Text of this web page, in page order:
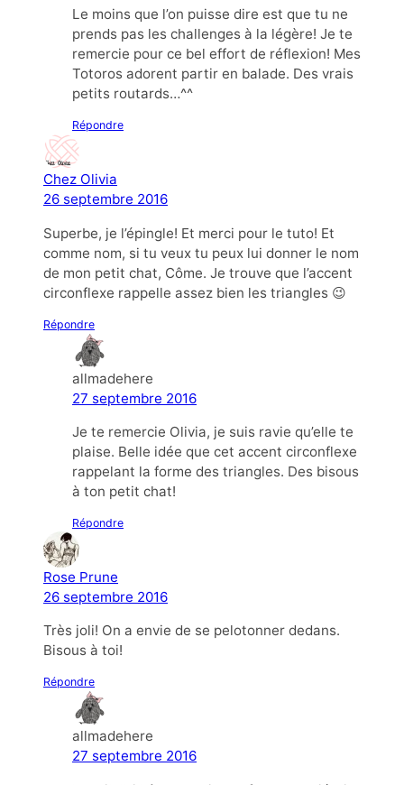
Le moins que l’on puisse dire est que tu ne
prends pas les challenges à la légère! Je te
remercie pour ce bel effort de réflexion! Mes
Totoros adorent partir en balade. Des vrais
petits routards…^^
Répondre
Chez Olivia
26 septembre 2016
Superbe, je l’épingle! Et merci pour le tuto! Et
comme nom, si tu veux tu peux lui donner le nom
de mon petit chat, Côme. Je trouve que l’accent
circonflexe rappelle assez bien les triangles 😉
Répondre
allmadehere
27 septembre 2016
Je te remercie Olivia, je suis ravie qu’elle te
plaise. Belle idée que cet accent circonflexe
rappelant la forme des triangles. Des bisous
à ton petit chat!
Répondre
Rose Prune
26 septembre 2016
Très joli! On a envie de se pelotonner dedans.
Bisous à toi!
Répondre
allmadehere
27 septembre 2016